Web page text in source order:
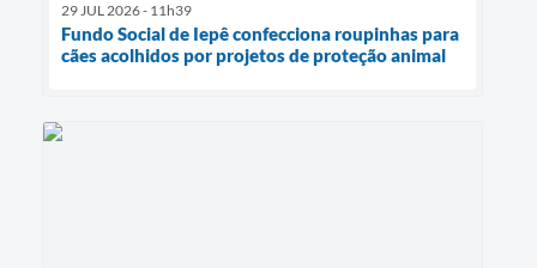
29 JUL 2026 - 11h39
Fundo Social de Iepê confecciona roupinhas para
cães acolhidos por projetos de proteção animal